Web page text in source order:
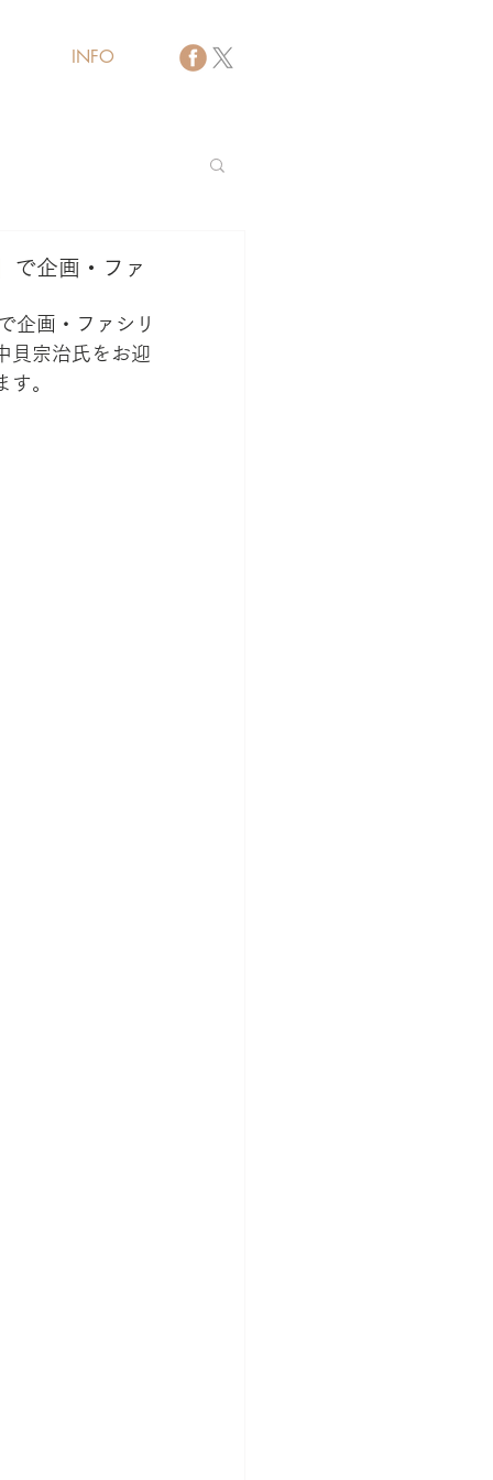
で企画・ファ
企画・ファシリ
貝宗治氏をお迎
。
INFO